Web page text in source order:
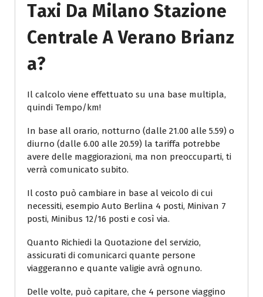
Taxi Da Milano Stazione
Centrale A Verano Brianz
A?
Il calcolo viene effettuato su una base multipla,
quindi Tempo/km!
In base all orario, notturno (dalle 21.00 alle 5.59) o
diurno (dalle 6.00 alle 20.59) la tariffa potrebbe
avere delle maggiorazioni, ma non preoccuparti, ti
verrà comunicato subito.
Il costo può cambiare in base al veicolo di cui
necessiti, esempio Auto Berlina 4 posti, Minivan 7
posti, Minibus 12/16 posti e così via.
Quanto Richiedi la Quotazione del servizio,
assicurati di comunicarci quante persone
viaggeranno e quante valigie avrà ognuno.
Delle volte, può capitare, che 4 persone viaggino